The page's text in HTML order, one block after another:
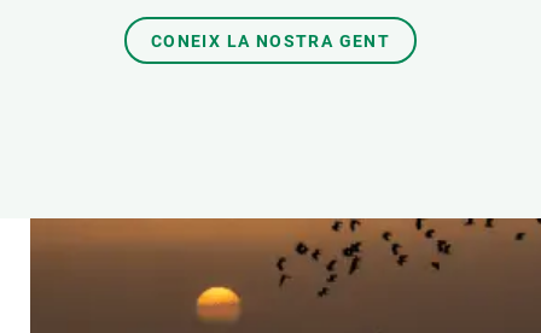
CONEIX LA NOSTRA GENT